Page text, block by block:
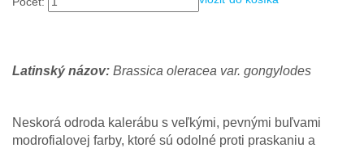
Latinský názov: Brassica oleracea var. gongylodes
Neskorá odroda kalerábu s veľkými, pevnými buľvami
modrofialovej farby, ktoré sú odolné proti praskaniu a